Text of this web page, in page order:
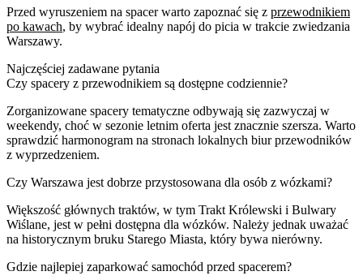
Przed wyruszeniem na spacer warto zapoznać się z przewodnikiem
po kawach, by wybrać idealny napój do picia w trakcie zwiedzania
Warszawy.
Najczęściej zadawane pytania
Czy spacery z przewodnikiem są dostępne codziennie?
Zorganizowane spacery tematyczne odbywają się zazwyczaj w
weekendy, choć w sezonie letnim oferta jest znacznie szersza. Warto
sprawdzić harmonogram na stronach lokalnych biur przewodników
z wyprzedzeniem.
Czy Warszawa jest dobrze przystosowana dla osób z wózkami?
Większość głównych traktów, w tym Trakt Królewski i Bulwary
Wiślane, jest w pełni dostępna dla wózków. Należy jednak uważać
na historycznym bruku Starego Miasta, który bywa nierówny.
Gdzie najlepiej zaparkować samochód przed spacerem?